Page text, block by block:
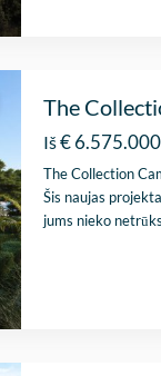
The
Iš€ 6.575.000
The Collection
Šis naujas
jums nieko